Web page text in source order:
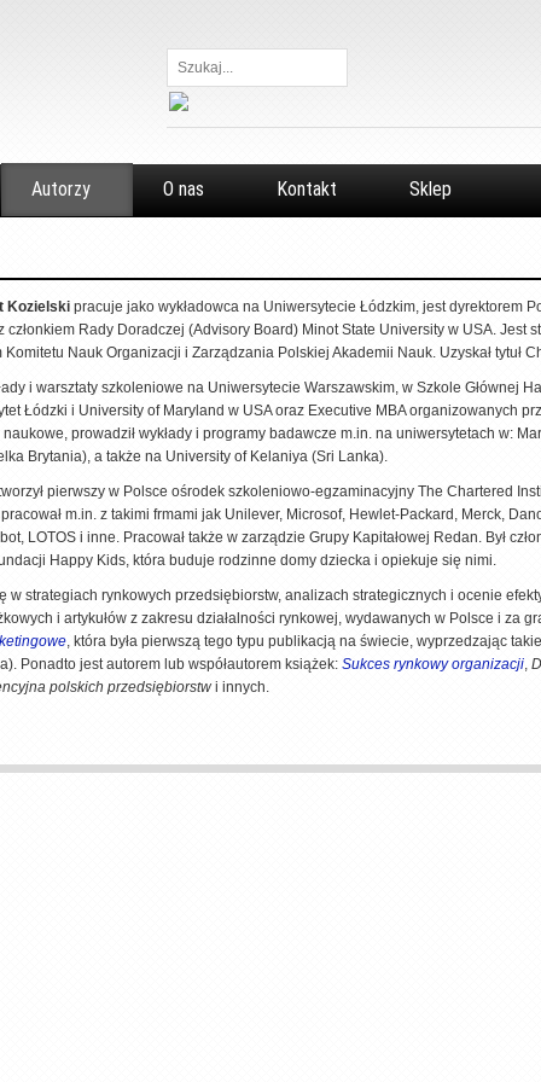
Szukaj...
Autorzy O nas Kontakt Sklep
Kozielski pracuje jako wykładowca na Uniwersytecie Łódzkim, jest dyrektorem
członkiem Rady Doradczej (Advisory Board) Minot State University w USA. Jest
Komitetu Nauk Organizacji i Zarządzania Polskiej Akademii Nauk. Uzyskał tytuł
i warsztaty szkoleniowe na Uniwersytecie Warszawskim, w Szkole Głównej
Łódzki i University of Maryland w USA oraz Executive MBA organizowanych
naukowe, prowadził wykłady i programy badawcze m.in. na uniwersytetach w:
Brytania), a także na University of Kelaniya (Sri Lanka).
pierwszy w Polsce ośrodek szkoleniowo-egzaminacyjny The Chartered
m.in. z takimi frmami jak Unilever, Microsof, Hewlet-Packard, Merck,
LOTOS i inne. Pracował także w zarządzie Grupy Kapitałowej Redan. Był
Happy Kids, która buduje rodzinne domy dziecka i opiekuje się nimi.
w strategiach rynkowych przedsiębiorstw, analizach strategicznych i ocenie
i artykułów z zakresu działalności rynkowej, wydawanych w Polsce i za
, która była pierwszą tego typu publikacją na świecie, wyprzedzając
Ponadto jest autorem lub współautorem książek: Sukces rynkowy organizacji
polskich przedsiębiorstw i innych.